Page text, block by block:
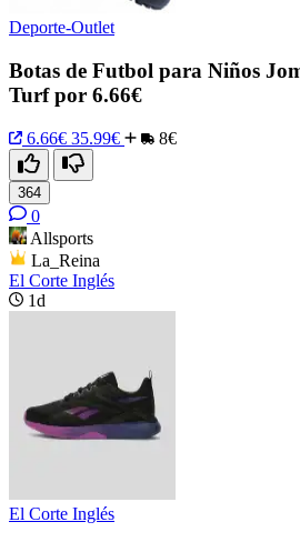
Deporte-Outlet
Botas de Futbol para Niños
Turf por 6.66€
6.66€ 35.99€ 8€
364
0
Allsports
La_Reina
El Corte Inglés
1d
El Corte Inglés